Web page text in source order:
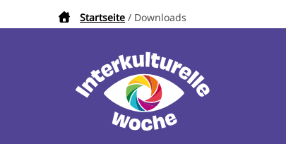
Pfadnavigation
Startseite Downloads